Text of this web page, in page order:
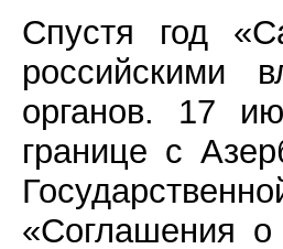
Спустя год
российскими
органов. 17
границе с
«Соглашения